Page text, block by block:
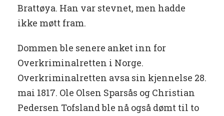
Brattøya. Han var stevnet, men hadde
ikke møtt fram.
Dommen ble senere anket inn for
Overkriminalretten i Norge.
Overkriminalretten avsa sin kjennelse 28.
mai 1817. Ole Olsen Sparsås og Christian
Pedersen Tofsland ble nå også dømt til to